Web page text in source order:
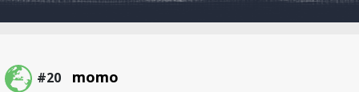
#20 momo